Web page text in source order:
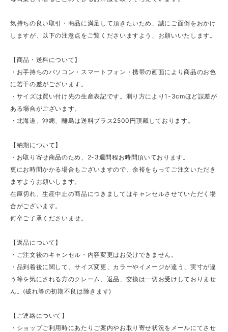
気持ちの良い取引・商品に満足して頂きたいため、誠にご面倒をおかけ
しますが、以下の注意点をご覧くださいますよう、お願いいたします。
【商品・送料について】
・お手持ちのパソコン・スマートフォン・携帯の画面により商品のお色
に若干の差がございます。
・サイズは買い付け先の生産表記です。測り方により1-3cmほど誤差が
ある場合がございます。
・北海道、沖縄、離島は送料プラス2500円頂戴しております。
【納期について】
・お取り寄せ商品のため、2-3週間程お時間頂いております。
更にお時間かかる場合もございますので、余裕をもってご注文いただき
ますようお願いします。
在庫切れ、生産中止の商品につきましてはキャンセルさせていただく場
合がございます。
何卒ご了承くださいませ。
【返品について】
・ご注文後のキャンセル・内容変更はお受けできません。
・品到着後に関して、サイズ変更、カラーやイメージが違う、実寸が違
う等を気にされる方のクレーム、返品、交換は一切お受けしておりませ
ん。(破れ等の初期不良は除きます)
【ご連絡について】
・ショップご利用時にあたりご案内やお取り寄せ状況をメールにてさせ